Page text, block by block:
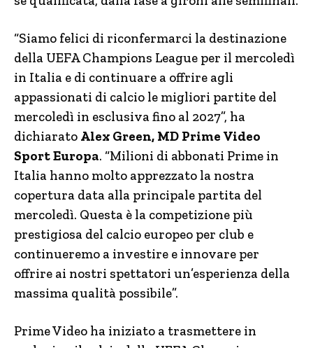
“Siamo felici di riconfermarci la destinazione
della UEFA Champions League per il mercoledì
in Italia e di continuare a offrire agli
appassionati di calcio le migliori partite del
mercoledì in esclusiva fino al 2027”, ha
dichiarato Alex Green, MD Prime Video
Sport Europa. “Milioni di abbonati Prime in
Italia hanno molto apprezzato la nostra
copertura data alla principale partita del
mercoledì. Questa è la competizione più
prestigiosa del calcio europeo per club e
continueremo a investire e innovare per
offrire ai nostri spettatori un’esperienza della
massima qualità possibile”.
Prime Video ha iniziato a trasmettere in